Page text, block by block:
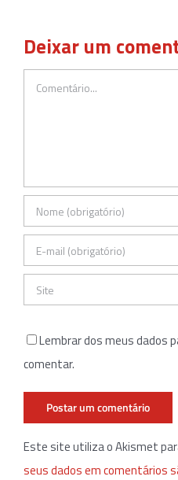
Deixar um
Comentário
Lembrar dos meus dados
comentar.
Este site utiliza o Akismet
seus dados em comentários